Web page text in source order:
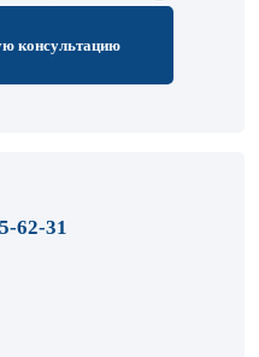
консультацию
62-31